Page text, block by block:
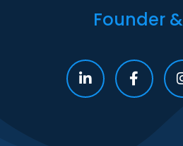
Founder